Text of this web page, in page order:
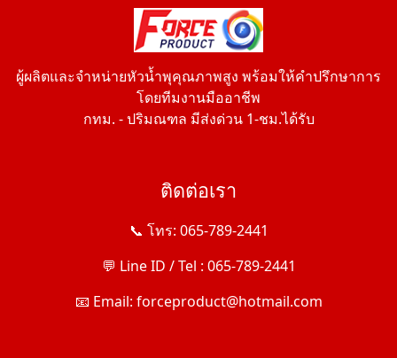
ผู้ผลิตและจำหน่ายหัวน้ำพุคุณภาพสูง พร้อมให้คำปรึกษาการ
โดยทีมงานมืออาชีพ
กทม. - ปริมณฑล มีส่งด่วน 1-ชม.ได้รับ
ติดต่อเรา
📞 โทร: 065-789-2441
💬 Line ID / Tel : 065-789-2441
📧 Email: forceproduct@hotmail.com